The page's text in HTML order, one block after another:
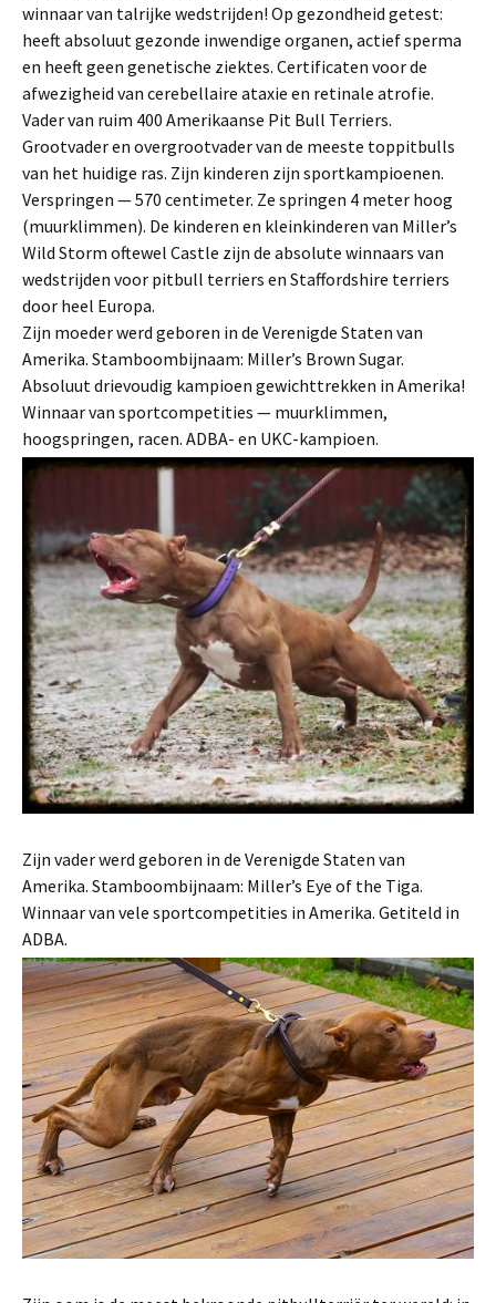
winnaar van talrijke wedstrijden! Op gezondheid getest:
heeft absoluut gezonde inwendige organen, actief sperma
en heeft geen genetische ziektes. Certificaten voor de
afwezigheid van cerebellaire ataxie en retinale atrofie.
Vader van ruim 400 Amerikaanse Pit Bull Terriers.
Grootvader en overgrootvader van de meeste toppitbulls
van het huidige ras. Zijn kinderen zijn sportkampioenen.
Verspringen — 570 centimeter. Ze springen 4 meter hoog
(muurklimmen). De kinderen en kleinkinderen van Miller’s
Wild Storm oftewel Castle zijn de absolute winnaars van
wedstrijden voor pitbull terriers en Staffordshire terriers
door heel Europa.
Zijn moeder werd geboren in de Verenigde Staten van
Amerika. Stamboombijnaam: Miller’s Brown Sugar.
Absoluut drievoudig kampioen gewichttrekken in Amerika!
Winnaar van sportcompetities — muurklimmen,
hoogspringen, racen. ADBA- en UKC-kampioen.
Zijn vader werd geboren in de Verenigde Staten van
Amerika. Stamboombijnaam: Miller’s Eye of the Tiga.
Winnaar van vele sportcompetities in Amerika. Getiteld in
ADBA.